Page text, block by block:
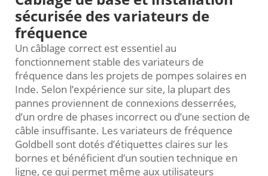
sécurisée des variateurs de
fréquence
Un câblage correct est essentiel au
fonctionnement stable des variateurs de
fréquence dans les projets de pompes solaires en
Inde. Selon l’expérience sur site, la plupart des
pannes proviennent de connexions desserrées,
d’un ordre de phases incorrect ou d’une section de
câble insuffisante. Les variateurs de fréquence
Goldbell sont dotés d’étiquettes claires sur les
bornes et bénéficient d’un soutien technique en
ligne, ce qui permet même aux utilisateurs